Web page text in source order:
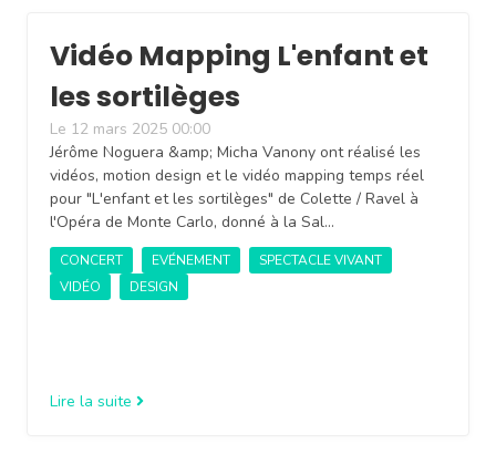
Vidéo Mapping L'enfant et
les sortilèges
Le 12 mars 2025 00:00
Jérôme Noguera &amp; Micha Vanony ont réalisé les
vidéos, motion design et le vidéo mapping temps réel
pour "L'enfant et les sortilèges" de Colette / Ravel à
l'Opéra de Monte Carlo, donné à la Sal…
CONCERT EVÉNEMENT
SPECTACLE VIVANT
VIDÉO
DESIGN
Lire la suite